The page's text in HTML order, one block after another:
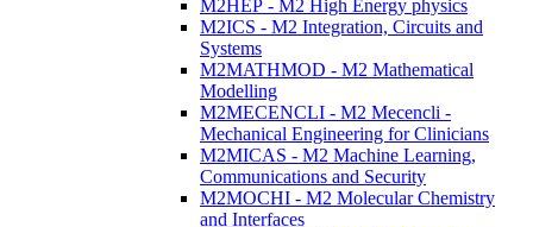
M2HEP - M2 High Energy physics
M2ICS - M2 Integration, Circuits and
Systems
M2MATHMOD - M2 Mathematical
Modelling
M2MECENCLI - M2 Mecencli -
Mechanical Engineering for Clinicians
M2MICAS - M2 Machine Learning,
Communications and Security
M2MOCHI - M2 Molecular Chemistry
and Interfaces